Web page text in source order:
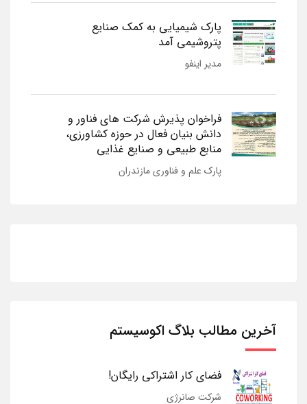
پارک شیمیایی به کمک صنایع
پتروشیمی آمد
مدیر اینفو
فراخوان پذیرش شرکت های فناور و
دانش بنیان فعال در حوزه کشاورزی،
منابع طبیعی و صنایع غذایی
پارک علم و فناوری مازندران
آخرین مطالب بلاگ اکوسیستم
فضای کار اشتراکی رایگان!
شرکت صانرژی